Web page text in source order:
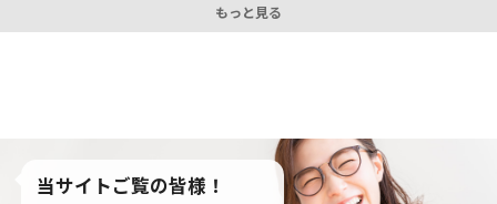
もっと見る
当サイトご覧の皆様！